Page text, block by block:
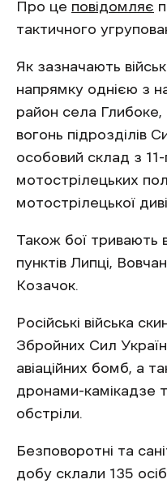
Про це повідомляє
тактичного
Як зазначають
напрямку однією з
район села
вогонь підрозділів
особовий склад з
мотострілецьких
мотострілецької
Також бої тривають
пунктів Липці,
Козачок.
Російські війська
Збройних Сил
авіаційних бомб, а
дронами-камікадзе
обстріли.
Безповоротні та
добу склали 135